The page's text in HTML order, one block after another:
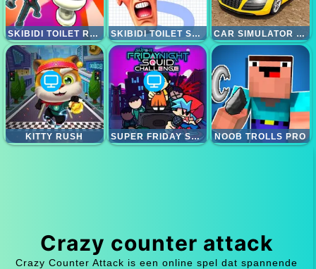
SKIBIDI TOILET RAMPAGE SKIBIDI TOILET SEARCH CAR SIMULATOR RACING CAR GAME
KITTY RUSH SUPER FRIDAY SQUID CHALLENGE NOOB TROLLS PRO
Crazy counter attack
Crazy Counter Attack is een online spel dat spannende